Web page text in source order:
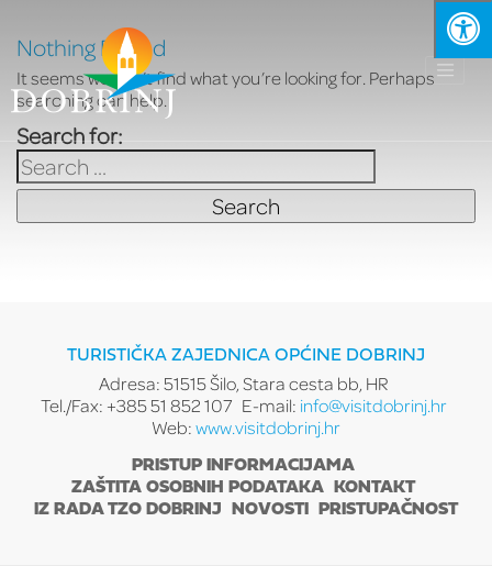
Nothing Found
It seems we can’t find what you’re looking for. Perhaps
searching can help.
Search for:
TURISTIČKA ZAJEDNICA OPĆINE DOBRINJ
Adresa: 51515 Šilo, Stara cesta bb, HR
Tel./Fax: +385 51 852 107 E-mail: info@visitdobrinj.hr
Web:www.visitdobrinj.hr
PRISTUP INFORMACIJAMA
ZAŠTITA OSOBNIH PODATAKA
KONTAKT
IZ RADA TZO DOBRINJ
NOVOSTI PRISTUPAČNOST